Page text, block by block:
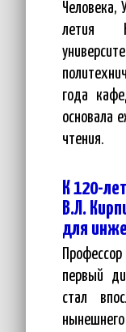
Человека,
летия
года
основала
чтения.
К 120-
В.Л.
для
первый
стал